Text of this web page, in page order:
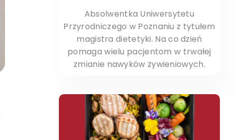
Absolwentka Uniwersytetu
Przyrodniczego w Poznaniu z tytułem
magistra dietetyki. Na co dzień
pomaga wielu pacjentom w trwałej
zmianie nawyków żywieniowych.